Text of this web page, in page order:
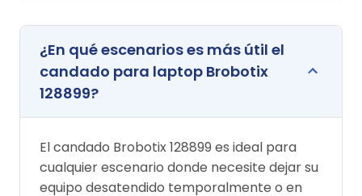
¿En qué escenarios es más útil el
candado para laptop Brobotix
128899?
El candado Brobotix 128899 es ideal para
cualquier escenario donde necesite dejar su
equipo desatendido temporalmente o en